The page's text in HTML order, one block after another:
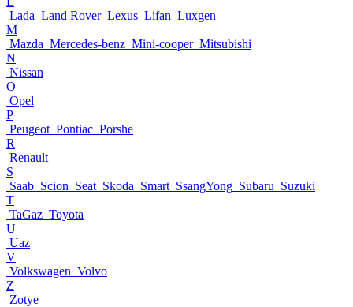
Lada Land Rover Lexus Lifan Luxgen
M
Mazda Mercedes-benz Mini-cooper Mitsubishi
N
Nissan
O
Opel
P
Peugeot Pontiac Porshe
R
Renault
S
Saab Scion Seat Skoda Smart SsangYong Subaru Suzuki
T
TaGaz Toyota
U
Uaz
V
Volkswagen Volvo
Z
Zotye